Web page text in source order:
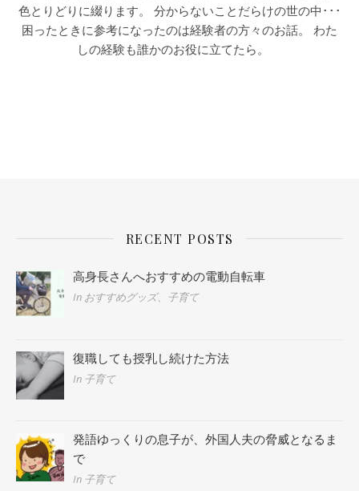
色とりどりに綴ります。 分からないことだらけの世の中･･･
困ったときに参考になったのは経験者の方々のお話。 わた
しの経験も誰かのお役に立てたら。
RECENT POSTS
高身長さんへおすすめの電動自転車
In おすすめグッズ、子育て
復職しても授乳し続けた方法
In 子育て
発語ゆっくりの息子が、外国人夫の脅威となるま
で
In 子育て